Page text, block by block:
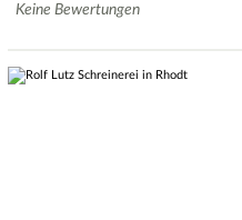
Keine Bewertungen